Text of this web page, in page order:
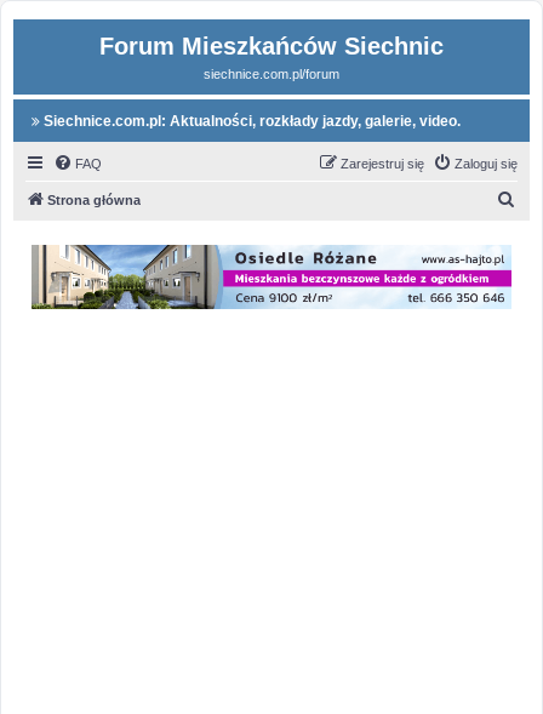
Forum Mieszkańców Siechnic
siechnice.com.pl/forum
Siechnice.com.pl: Aktualności, rozkłady jazdy, galerie, video.
FAQ Zaloguj się
Zarejestruj się
Strona główna